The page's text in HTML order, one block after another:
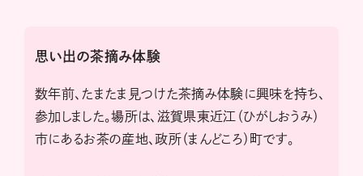
思い出の茶摘み体験
数年前、たまたま見つけた茶摘み体験に興味を持ち、
参加しました。場所は、滋賀県東近江（ひがしおうみ）
市にあるお茶の産地、政所（まんどころ）町です。